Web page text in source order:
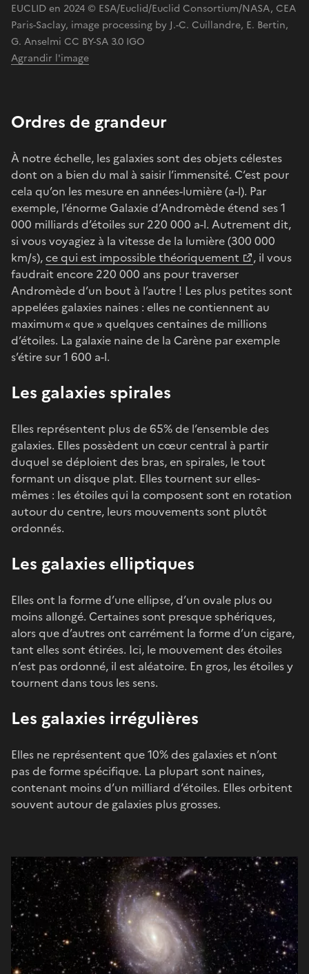
EUCLID en 2024 © ESA/Euclid/Euclid Consortium/NASA, CEA
Paris-Saclay, image processing by J.-C. Cuillandre, E. Bertin,
G. Anselmi CC BY-SA 3.0 IGO
Agrandir l'image
Ordres de grandeur
À notre échelle, les galaxies sont des objets célestes
dont on a bien du mal à saisir l’immensité. C’est pour
cela qu’on les mesure en années-lumière (a-l). Par
exemple, l’énorme Galaxie d’Andromède étend ses 1
000 milliards d’étoiles sur 220 000 a-l. Autrement dit,
si vous voyagiez à la vitesse de la lumière (300 000
km/s),ce qui est impossible théoriquement
, il vous
faudrait encore 220 000 ans pour traverser
Andromède d’un bout à l’autre ! Les plus petites sont
appelées galaxies naines : elles ne contiennent au
maximum « que » quelques centaines de millions
d’étoiles. La galaxie naine de la Carène par exemple
s’étire sur 1 600 a-l.
Les galaxies spirales
Elles représentent plus de 65% de l’ensemble des
galaxies. Elles possèdent un cœur central à partir
duquel se déploient des bras, en spirales, le tout
formant un disque plat. Elles tournent sur elles-
mêmes : les étoiles qui la composent sont en rotation
autour du centre, leurs mouvements sont plutôt
ordonnés.
Les galaxies elliptiques
Elles ont la forme d’une ellipse, d’un ovale plus ou
moins allongé. Certaines sont presque sphériques,
alors que d’autres ont carrément la forme d’un cigare,
tant elles sont étirées. Ici, le mouvement des étoiles
n’est pas ordonné, il est aléatoire. En gros, les étoiles y
tournent dans tous les sens.
Les galaxies irrégulières
Elles ne représentent que 10% des galaxies et n’ont
pas de forme spécifique. La plupart sont naines,
contenant moins d’un milliard d’étoiles. Elles orbitent
souvent autour de galaxies plus grosses.